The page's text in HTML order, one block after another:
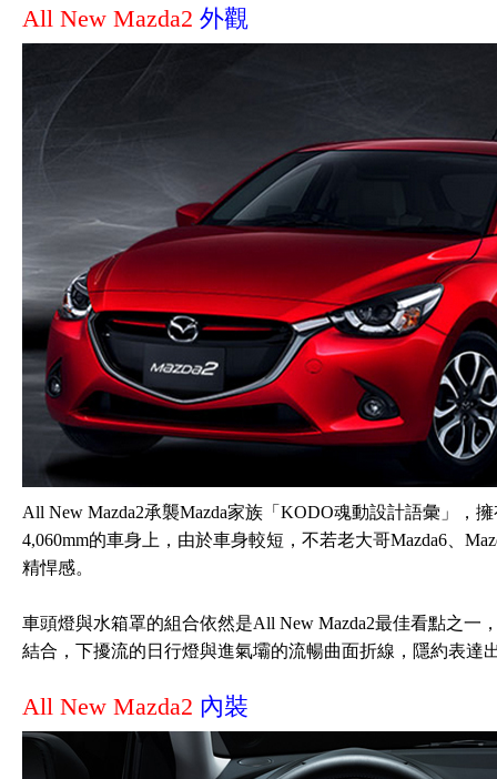
All New Mazda2 外觀
All New Mazda2承襲Mazda家族「KODO魂動設計語彙」，
4,060mm的車身上，由於車身較短，不若老大哥Mazda6、
精悍感。
車頭燈與水箱罩的組合依然是All New Mazda2最佳看點之一
結合，下擾流的日行燈與進氣壩的流暢曲面折線，隱約表達
All New Mazda2 內裝